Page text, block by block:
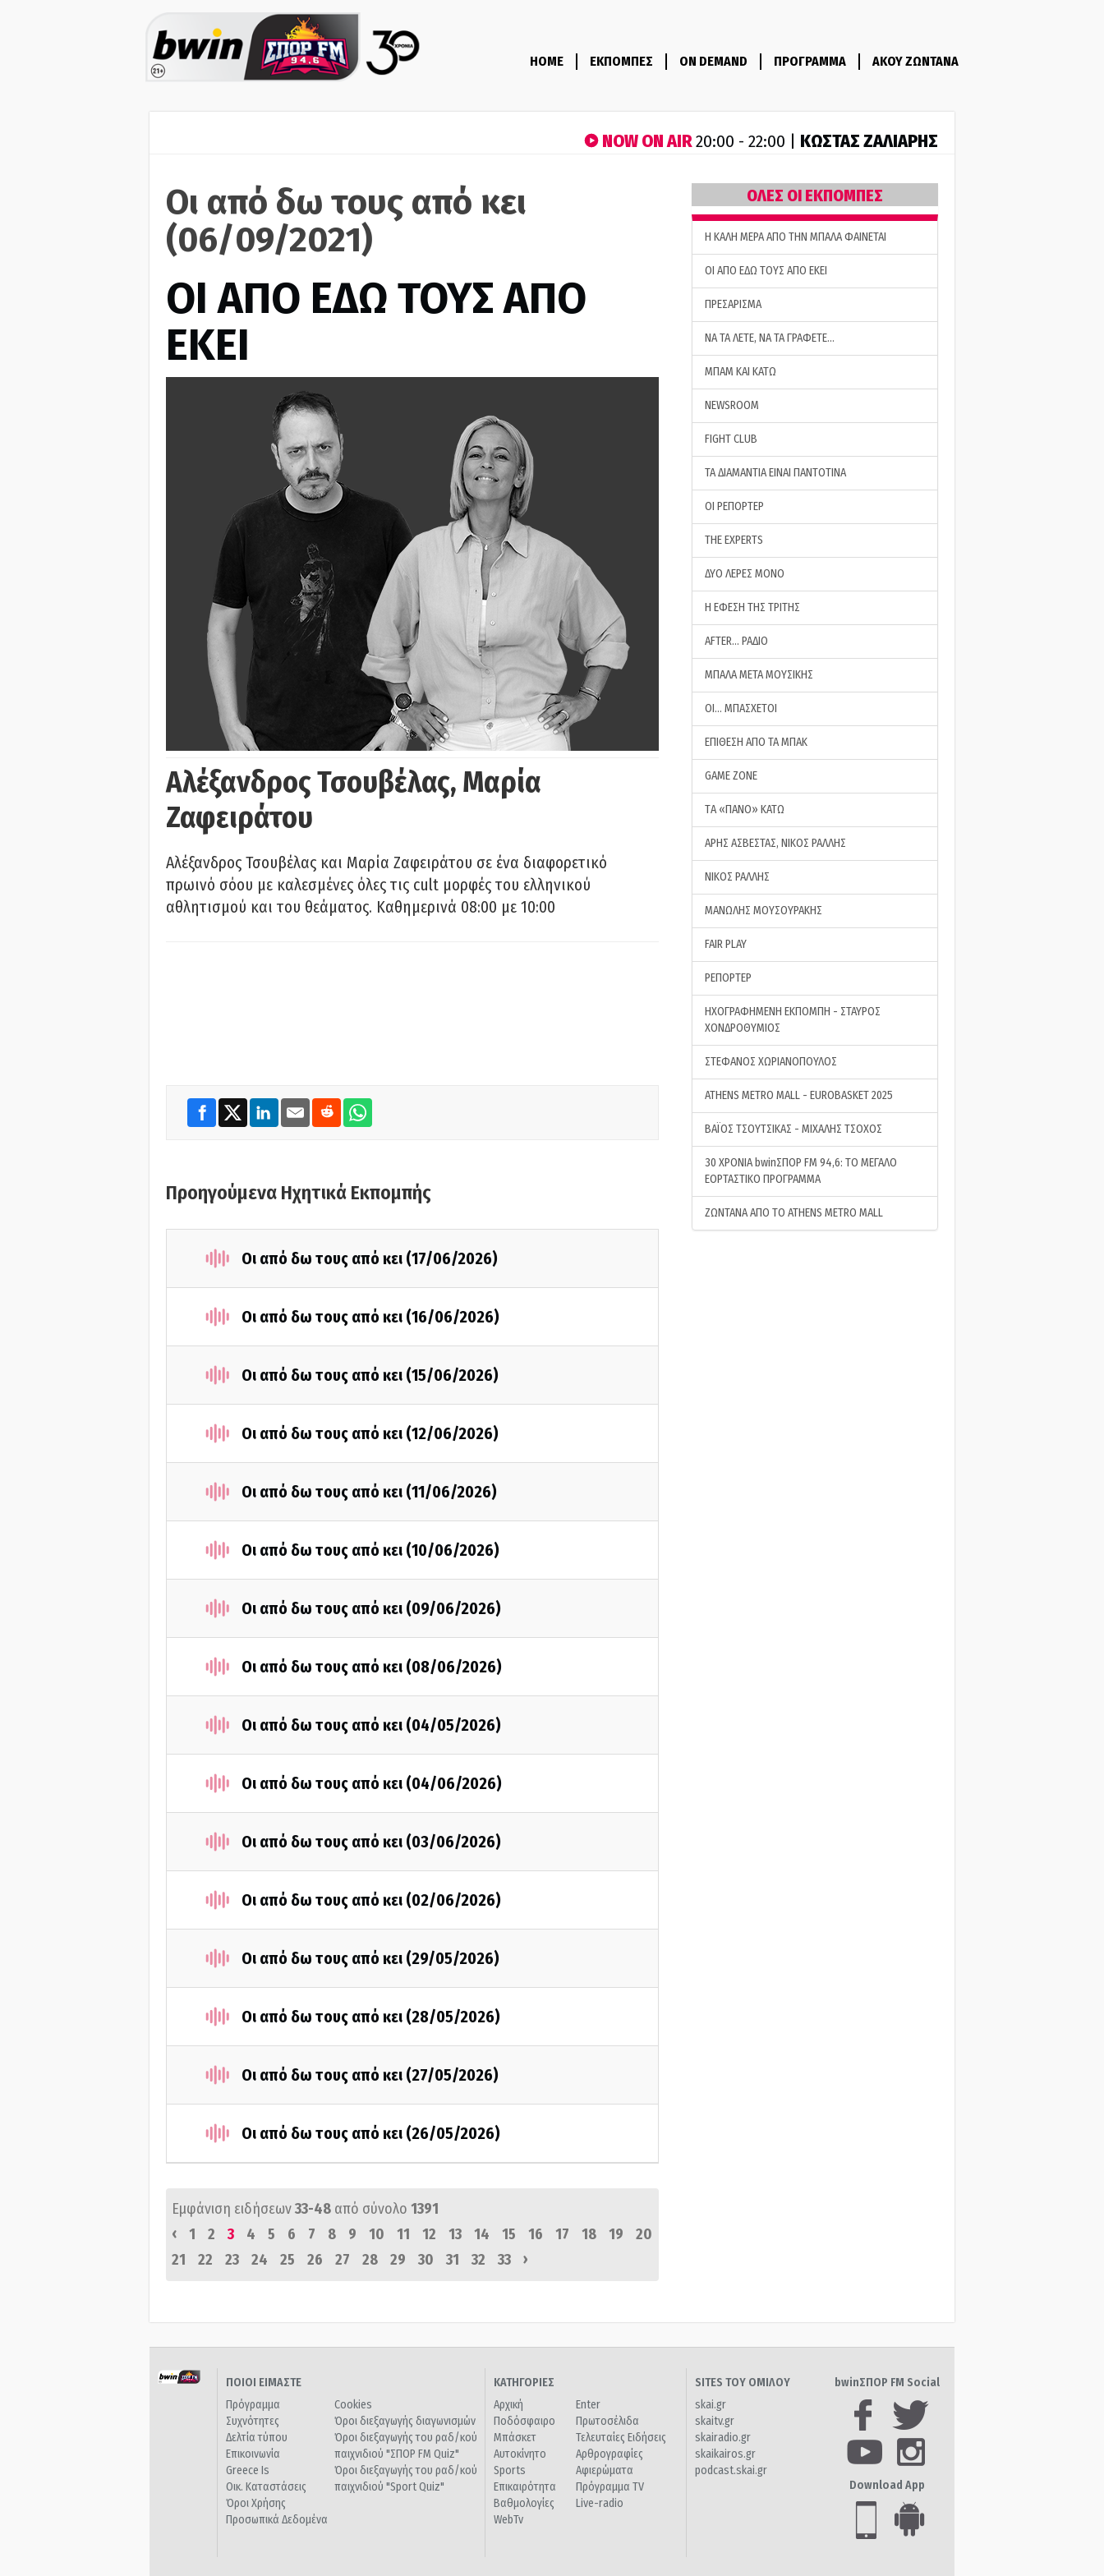
HOME ΕΚΠΟΜΠΕΣ ON DEMAND ΠΡΟΓΡΑΜΜΑ ΑΚΟΥ ΖΩΝΤΑΝΑ
NOW ON AIR20:00 - 22:00 | ΚΩΣΤΑΣ ΖΑΛΙΑΡΗΣ
Οι από δω τους από κει
(06/09/2021)
ΟΙ ΑΠΟ ΕΔΩ ΤΟΥΣ ΑΠΟ
ΕΚΕΙ
Αλέξανδρος Τσουβέλας, Μαρία
Ζαφειράτου
Αλέξανδρος Τσουβέλας και Μαρία Ζαφειράτου σε ένα διαφορετικό
πρωινό σόου με καλεσμένες όλες τις cult μορφές του ελληνικού
αθλητισμού και του θεάματος. Καθημερινά 08:00 με 10:00
Προηγούμενα Ηχητικά Εκπομπής
Οι από δω τους από κει (17/06/2026)
Οι από δω τους από κει (16/06/2026)
Οι από δω τους από κει (15/06/2026)
Οι από δω τους από κει (12/06/2026)
Οι από δω τους από κει (11/06/2026)
Οι από δω τους από κει (10/06/2026)
Οι από δω τους από κει (09/06/2026)
Οι από δω τους από κει (08/06/2026)
Οι από δω τους από κει (04/05/2026)
Οι από δω τους από κει (04/06/2026)
Οι από δω τους από κει (03/06/2026)
Οι από δω τους από κει (02/06/2026)
Οι από δω τους από κει (29/05/2026)
Οι από δω τους από κει (28/05/2026)
Οι από δω τους από κει (27/05/2026)
Οι από δω τους από κει (26/05/2026)
Εμφάνιση ειδήσεων33-48 από σύνολο 1391
‹
1 2 3 4 5 6 7 8 9 10 11 12 13 14 15 16 17 18 19
20
21
22 23 24 25 26 27 28 29 30 31 32 33 ›
ΟΛΕΣ ΟΙ ΕΚΠΟΜΠΕΣ
H ΚΑΛΗ ΜΕΡΑ ΑΠΟ ΤΗΝ ΜΠΑΛΑ ΦΑΙΝΕΤΑΙ
ΟΙ ΑΠΟ ΕΔΩ ΤΟΥΣ ΑΠΟ ΕΚΕΙ
ΠΡΕΣΑΡΙΣΜΑ
ΝΑ ΤΑ ΛΕΤΕ, ΝΑ ΤΑ ΓΡΑΦΕΤΕ…
ΜΠΑΜ ΚΑΙ ΚΑΤΩ
NEWSROOM
FIGHT CLUB
ΤΑ ΔΙΑΜΑΝΤΙΑ ΕΙΝΑΙ ΠΑΝΤΟΤΙΝΑ
ΟΙ ΡΕΠΟΡΤΕΡ
THE EXPERTS
ΔΥΟ ΛΕΡΕΣ ΜΟΝΟ
Η ΕΦΕΣΗ ΤΗΣ ΤΡΙΤΗΣ
AFTER… ΡΑΔΙΟ
ΜΠΑΛΑ ΜΕΤΑ ΜΟΥΣΙΚΗΣ
ΟΙ… ΜΠΑΣΧΕΤΟΙ
ΕΠΙΘΕΣΗ ΑΠΟ ΤΑ ΜΠΑΚ
GAME ZONE
ΤA «ΠΑΝΟ» ΚΑΤΩ
ΑΡΗΣ ΑΣΒΕΣΤΑΣ, ΝΙΚΟΣ ΡΑΛΛΗΣ
ΝΙΚΟΣ ΡΑΛΛΗΣ
ΜΑΝΩΛΗΣ ΜΟΥΣΟΥΡΑΚΗΣ
FAIR PLAY
ΡΕΠΟΡΤΕΡ
ΗΧΟΓΡΑΦΗΜΕΝΗ ΕΚΠΟΜΠΗ - ΣΤΑΥΡΟΣ
ΧΟΝΔΡΟΘΥΜΙΟΣ
ΣΤΕΦΑΝΟΣ ΧΩΡΙΑΝΟΠΟΥΛΟΣ
ATHENS METRO MALL - EUROBASKET 2025
ΒΑΪΟΣ ΤΣΟΥΤΣΙΚΑΣ - ΜΙΧΑΛΗΣ ΤΣΟΧΟΣ
30 ΧΡΟΝΙΑ bwinΣΠΟΡ FM 94,6: ΤΟ ΜΕΓΑΛΟ
ΕΟΡΤΑΣΤΙΚΟ ΠΡΟΓΡΑΜΜΑ
ΖΩΝΤΑΝΑ ΑΠΟ ΤΟ ATHENS METRO MALL
ΠΟΙΟΙ ΕΙΜΑΣΤΕ
Πρόγραμμα
Συχνότητες
Δελτία τύπου
Επικοινωνία
Greece Is
Οικ. Καταστάσεις
Όροι Χρήσης
Προσωπικά Δεδομένα
Cookies
Όροι διεξαγωγής διαγωνισμών
Όροι διεξαγωγής του ραδ/κού
παιχνιδιού "ΣΠΟΡ FM Quiz"
Όροι διεξαγωγής του ραδ/κού
παιχνιδιού "Sport Quiz"
ΚΑΤΗΓΟΡΙΕΣ
Αρχική
Ποδόσφαιρο
Μπάσκετ
Αυτοκίνητο
Sports
Επικαιρότητα
Βαθμολογίες
WebTv
Enter
Πρωτοσέλιδα
Τελευταίες Ειδήσεις
Αρθρογραφίες
Αφιερώματα
Πρόγραμμα TV
Live-radio
SITES ΤΟΥ ΟΜΙΛΟΥ
skai.gr
skaitv.gr
skairadio.gr
skaikairos.gr
podcast.skai.gr
bwinΣΠΟΡ FM Social
Download App